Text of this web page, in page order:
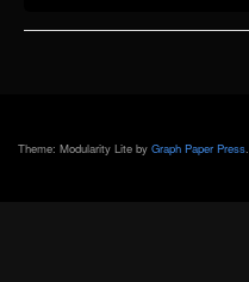
Theme: Modularity Lite by Graph Paper Press.